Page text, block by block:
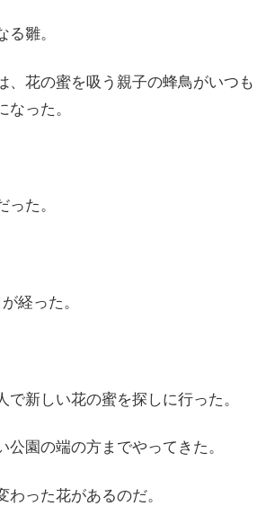
る雛。
、花の蜜を吸う親子の蜂鳥がいつも
なった。
た。
経った。
で新しい花の蜜を探しに行った。
公園の端の方までやってきた。
わった花があるのだ。